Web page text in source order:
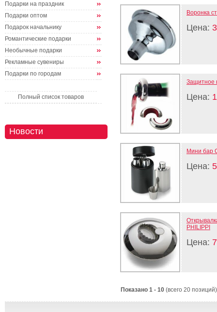
Подарки на праздник
Подарки оптом
Подарок начальнику
Романтические подарки
Необычные подарки
Рекламные сувениры
Подарки по городам
Полный список товаров
Новости
Воронка
Цена:
Защитное
Цена:
Мини бар
Цена:
PHILIPPI
Цена:
Показано 1 - 10 (всего 20 позиций)